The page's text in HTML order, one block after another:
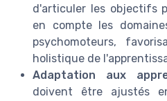
d'articuler les objectifs
en compte les
psychomoteurs,
holistique de
Adaptation aux
doivent être ajustés